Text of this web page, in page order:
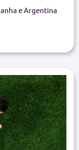
e Argentina